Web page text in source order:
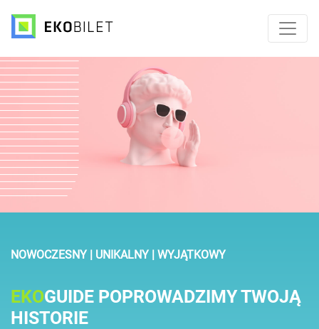
NOWOCZESNY | UNIKALNY | WYJĄTKOWY
EKOGUIDE POPROWADZIMY TWOJĄ
HISTORIE